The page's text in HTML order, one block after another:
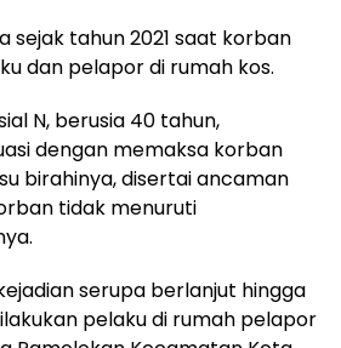
sejak tahun 2021 saat korban
dan pelapor di rumah kos.
N, berusia 40 tahun,
dengan memaksa korban
birahinya, disertai ancaman
tidak menuruti
serupa berlanjut hingga
pelaku di rumah pelapor